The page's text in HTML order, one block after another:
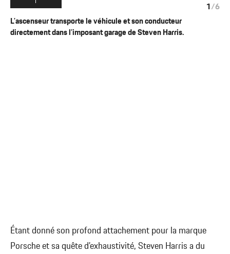
L’ascenseur transporte le véhicule et son conducteur
directement dans l’imposant garage de Steven Harris.
1/6
Étant donné son profond attachement pour la marque
Porsche et sa quête d’exhaustivité, Steven Harris a du